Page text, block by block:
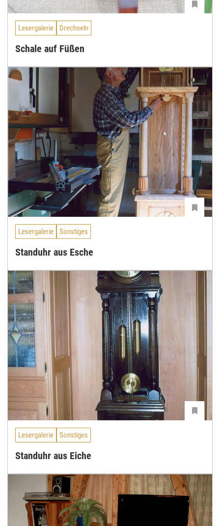
Lesergalerie Drechseln
Schale auf Füßen
Lesergalerie Sonstiges
Standuhr aus Esche
Lesergalerie Sonstiges
Standuhr aus Eiche